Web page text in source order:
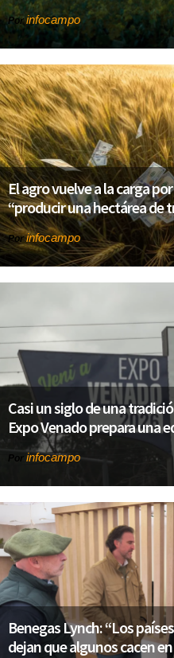
Porinfocampo
El agro vuelve a la carga
“producir una hectárea de
Porinfocampo
Casi un siglo de una
Expo Venado prepara una
Por infocampo
Benegas Lynch: “Los
dejan que algunos cacen